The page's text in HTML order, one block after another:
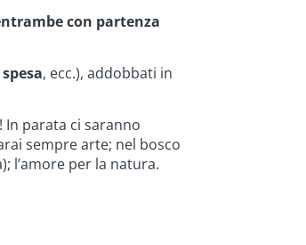
con partenza
, ecc.), addobbati in
parata ci saranno
sempre arte; nel bosco
l’amore per la natura.